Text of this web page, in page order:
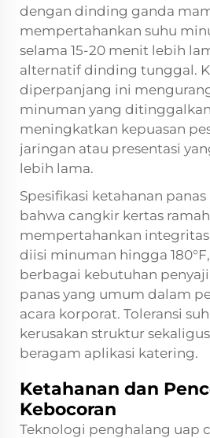
dengan dinding ganda
mempertahankan suhu
selama 15-20 menit lebih
alternatif dinding tunggal.
diperpanjang ini
minuman yang
meningkatkan kepuasan
jaringan atau presentasi
lebih lama.
Spesifikasi ketahanan
bahwa cangkir kertas
mempertahankan
diisi minuman hingga
berbagai kebutuhan
panas yang umum dalam
acara korporat. Toleransi
kerusakan struktur
beragam aplikasi katering.
Ketahanan dan
Kebocoran
Teknologi penghalang uap